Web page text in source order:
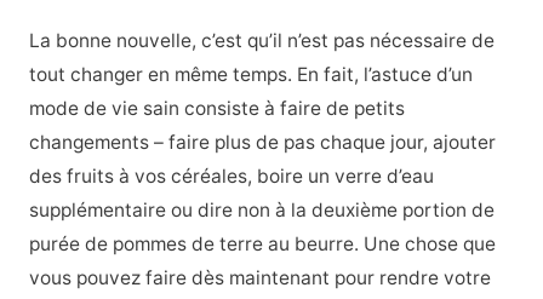
La bonne nouvelle, c’est qu’il n’est pas nécessaire de
tout changer en même temps. En fait, l’astuce d’un
mode de vie sain consiste à faire de petits
changements – faire plus de pas chaque jour, ajouter
des fruits à vos céréales, boire un verre d’eau
supplémentaire ou dire non à la deuxième portion de
purée de pommes de terre au beurre. Une chose que
vous pouvez faire dès maintenant pour rendre votre